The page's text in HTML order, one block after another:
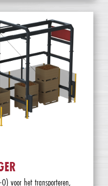
voor het transporteren,